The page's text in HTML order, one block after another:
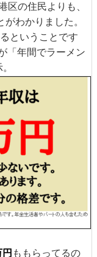
区の住民よりも、
わかりました。
ということです
「年間でラーメン
ももらってるの